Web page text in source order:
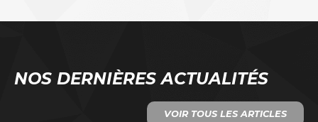
NOS DERNIÈRES ACTUALITÉS
VOIR TOUS LES ARTICLES